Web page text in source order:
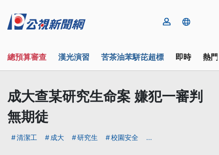
總預算審查 漢光演習 苦茶油苯駢芘超標 即時 熱
成大查某研究生命案 嫌犯一審判
無期徒
清潔工 成大 研究生 校園安全 ...